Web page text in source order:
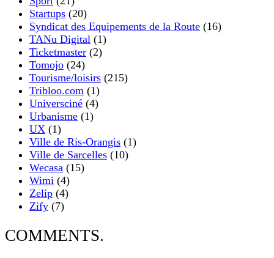
Startups (20)
Syndicat des Equipements de la Route (16)
TANu Digital (1)
Ticketmaster (2)
Tomojo (24)
Tourisme/loisirs (215)
Tribloo.com (1)
Universciné (4)
Urbanisme (1)
UX (1)
Ville de Ris-Orangis (1)
Ville de Sarcelles (10)
Wecasa (15)
Wimi (4)
Zelip (4)
Zify (7)
COMMENTS.